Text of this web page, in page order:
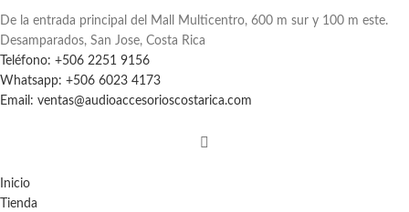
De la entrada principal del Mall Multicentro, 600 m sur y 100 m este.
Desamparados, San Jose, Costa Rica
Teléfono: +506 2251 9156
Whatsapp: +506 6023 4173
Email: ventas@audioaccesorioscostarica.com
Inicio
Tienda